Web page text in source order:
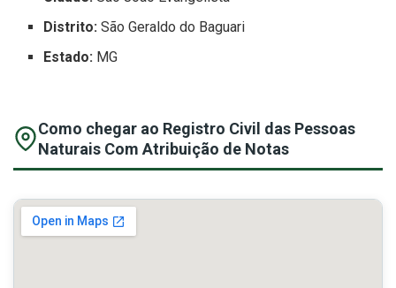
Distrito: São Geraldo do Baguari
Estado: MG
Como chegar ao Registro Civil das Pessoas
Naturais Com Atribuição de Notas